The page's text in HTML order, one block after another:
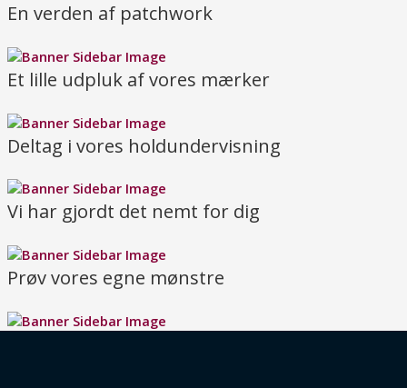
En verden af patchwork
Et lille udpluk af vores mærker
Deltag i vores holdundervisning
Vi har gjordt det nemt for dig
Prøv vores egne mønstre